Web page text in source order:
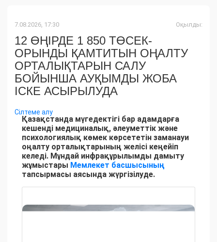
7.08.2026, 17:30 Оқылды:
12 ӨҢІРДЕ 1 850 ТӨСЕК-
ОРЫНДЫ ҚАМТИТЫН ОҢАЛТУ
ОРТАЛЫҚТАРЫН САЛУ
БОЙЫНША АУҚЫМДЫ ЖОБА
ІСКЕ АСЫРЫЛУДА
Сілтеме алу
Қазақстанда мүгедектігі бар адамдарға
кешенді медициналық, әлеуметтік және
психологиялық көмек көрсететін заманауи
оңалту орталықтарының желісі кеңейіп
келеді. Мұндай инфрақұрылымды дамыту
жұмыстары Мемлекет басшысының
тапсырмасы аясында жүргізілуде.